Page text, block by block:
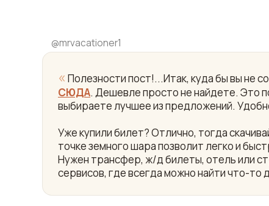
@mrvacationer1
« Полезности пост!...Итак, куда бы вы не
СЮДА. Дешевле просто не найдете. Это
выбираете лучшее из предложений.
Уже купили билет? Отлично, тогда
точке земного шара позволит легко и
Нужен трансфер, ж/д билеты, отель или
сервисов, где всегда можно найти что-то